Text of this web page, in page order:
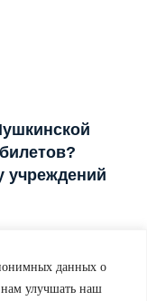
данных о
улучшать наш
учреждений